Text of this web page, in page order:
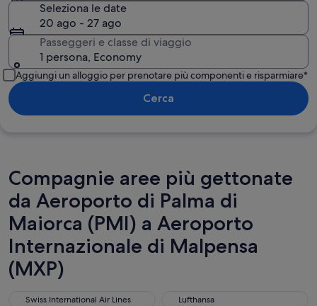
Seleziona le date
20 ago - 27 ago
Passeggeri e classe di viaggio
1 persona, Economy
Aggiungi un alloggio per prenotare più componenti e risparmiare*
Cerca
Compagnie aree più gettonate
da Aeroporto di Palma di
Maiorca (PMI) a Aeroporto
Internazionale di Malpensa
(MXP)
Swiss International Air Lines
Swiss International Air Lines Lufthansa
Lufthansa